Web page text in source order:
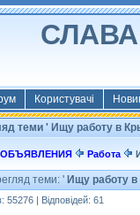
СЛАВА
Користувачі
теми ' Ищу работу в
ОБЪЯВЛЕНИЯ Работа
теми: ' Ищу работу
55276 | Відповідей: 61